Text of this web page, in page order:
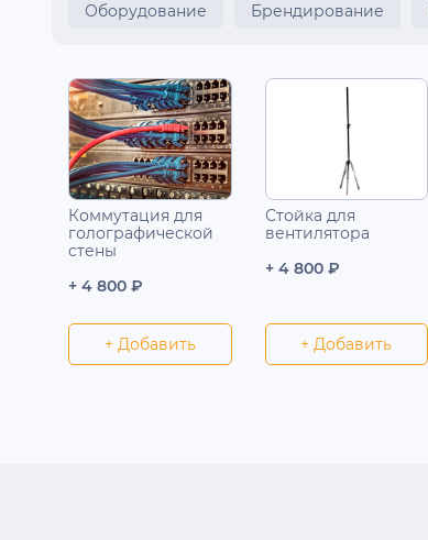
Оборудование Брендирование
Коммутация для
голографической
стены
+ 4 800 ₽
+ Добавить
Стойка для
вентилятора
+ 4 800 ₽
+ Добавить